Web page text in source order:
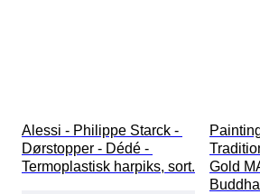
Alessi - Philippe Starck -
Dørstopper - Dédé -
Termoplastisk harpiks, sort.
Gold